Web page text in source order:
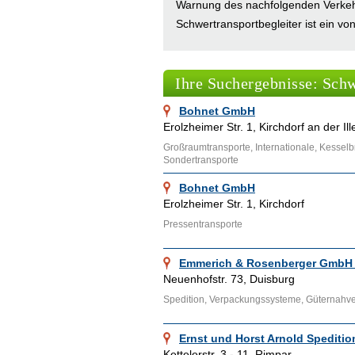
Warnung des nachfolgenden
Schwertransportbegleiter ist ein
Schwertransporten, die das
Internet zu vermarkten.
In unserem Firmenverzeichnis
Uslar, Dinslaken, Nürnberg,
Suchmaschinenmarketing und
Internet präsentieren wollen,
bereitgestellten Links aufgesucht
unterschiedlichen Autos, kann man
Ihre Suchergebnisse:
Bohnet GmbH
Erolzheimer Str. 1, Kirchdorf an der
Großraumtransporte, Internationale,
Sondertransporte
Bohnet GmbH
Erolzheimer Str. 1, Kirchdorf
Pressentransporte
Emmerich & Rosenberger GmbH
Neuenhofstr. 73, Duisburg
Spedition, Verpackungssysteme,
Ernst und Horst Arnold